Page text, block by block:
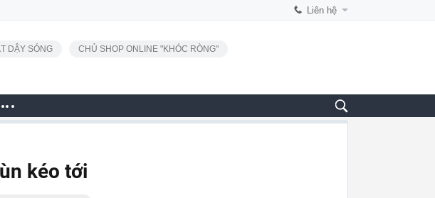
Liên hệ
DẬY SÓNG CHỦ SHOP ONLINE "KHÓC RÒNG"
kéo tới